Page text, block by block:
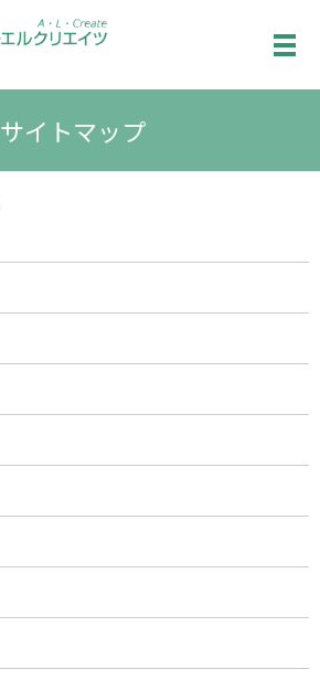
メ
サイトマップ